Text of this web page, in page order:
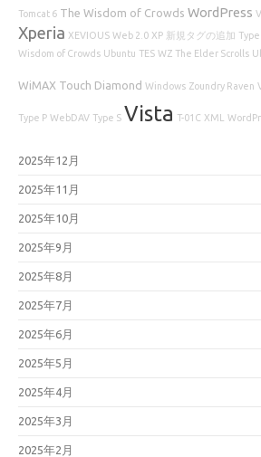
Tomcat 6 The Wisdom of Crowds WordPress
Xperia XEVIOUS Web 2.0 XP 新規タグの追加 Type
Wisdom of Crowds Ubuntu TES WZ The Elder Scrolls
WiMAX Touch Diamond Windows Zoundry Raven
Type P WebDAV Type S Vista T-01C XML
2025年12月
2025年11月
2025年10月
2025年9月
2025年8月
2025年7月
2025年6月
2025年5月
2025年4月
2025年3月
2025年2月